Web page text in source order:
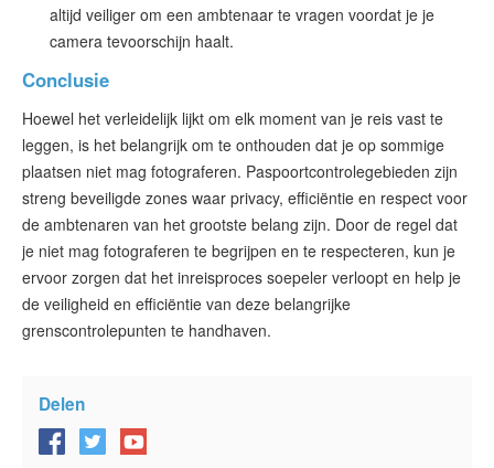
altijd veiliger om een ambtenaar te vragen voordat je je
camera tevoorschijn haalt.
Conclusie
Hoewel het verleidelijk lijkt om elk moment van je reis vast te
leggen, is het belangrijk om te onthouden dat je op sommige
plaatsen niet mag fotograferen. Paspoortcontrolegebieden zijn
streng beveiligde zones waar privacy, efficiëntie en respect voor
de ambtenaren van het grootste belang zijn. Door de regel dat
je niet mag fotograferen te begrijpen en te respecteren, kun je
ervoor zorgen dat het inreisproces soepeler verloopt en help je
de veiligheid en efficiëntie van deze belangrijke
grenscontrolepunten te handhaven.
Delen